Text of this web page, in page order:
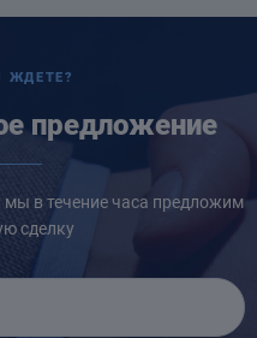
ЖДЕТЕ?
предложение
в течение часа предложим
сделку